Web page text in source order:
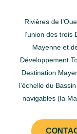
légèrement la
muraille gallo-
un angle
passer une ou
plus
&amp; Loisirs
Rivières de
l’union des
Mayenne et
Développement
Destination
l’échelle du
navigables (la